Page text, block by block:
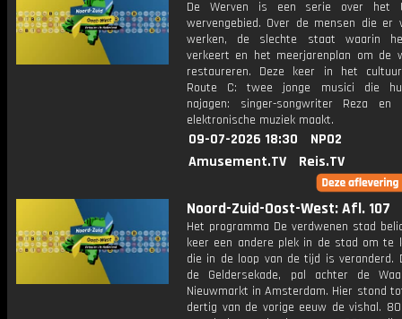
De Werven is een serie over het
wervengebied. Over de mensen die er
werken, de slechte staat waarin
verkeert en het meerjarenplan om de
restaureren. Deze keer in het
Route C: twee jonge musici die
najagen: singer-songwriter Reza en
elektronische muziek maakt.
09-07-2026 18:30
NPO2
Amusement.TV
Reis.TV
Noord-Zuid-Oost-West: Afl. 107
Het programma De verdwenen stad
keer een andere plek in de stad om te
die in de loop van de tijd is veranderd.
de Geldersekade, pal achter de
Nieuwmarkt in Amsterdam. Hier stond
dertig van de vorige eeuw de vishal.